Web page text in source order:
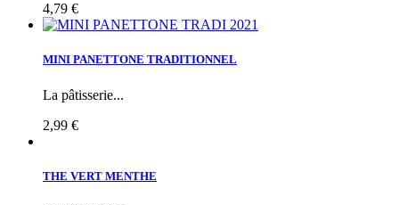
4,79 €
MINI PANETTONE TRADITIONNEL
La pâtisserie...
2,99 €
THE VERT MENTHE